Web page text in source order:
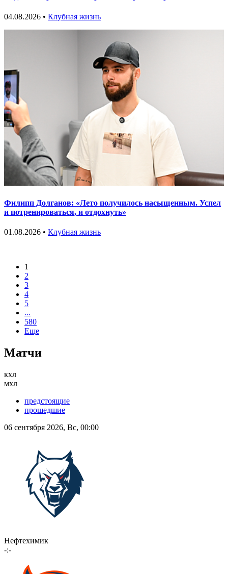
04.08.2026 • Клубная жизнь
Филипп Долганов: «Лето получилось насыщенным. Успел
и потренироваться, и отдохнуть»
01.08.2026 • Клубная жизнь
1
2
3
4
5
...
580
Еще
Матчи
кхл
мхл
предстоящие
прошедшие
06 сентября 2026, Вс, 00:00
Нефтехимик
-:-